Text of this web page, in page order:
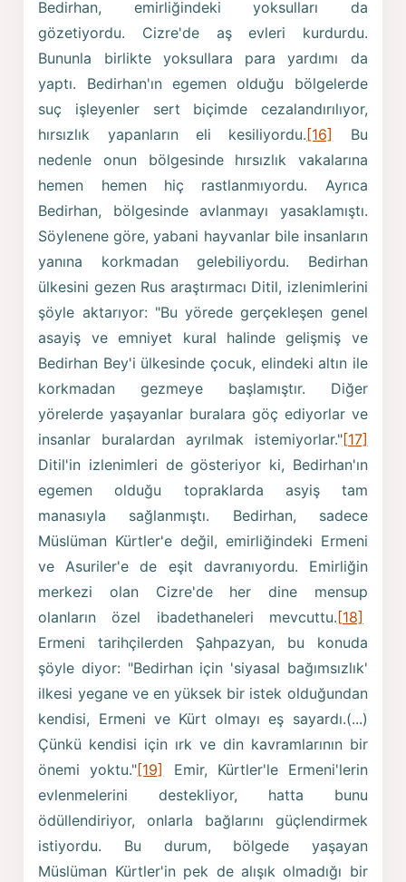
Bedirhan, emirliğindeki yoksulları da
gözetiyordu. Cizre'de aş evleri kurdurdu.
Bununla birlikte yoksullara para yardımı da
yaptı. Bedirhan'ın egemen olduğu bölgelerde
suç işleyenler sert biçimde cezalandırılıyor,
hırsızlık yapanların eli kesiliyordu. [16]
Bu
nedenle onun bölgesinde hırsızlık vakalarına
hemen hemen hiç rastlanmıyordu. Ayrıca
Bedirhan, bölgesinde avlanmayı yasaklamıştı.
Söylenene göre, yabani hayvanlar bile insanların
yanına korkmadan gelebiliyordu. Bedirhan
ülkesini gezen Rus araştırmacı Ditil, izlenimlerini
şöyle aktarıyor: "Bu yörede gerçekleşen genel
asayiş ve emniyet kural halinde gelişmiş ve
Bedirhan Bey'i ülkesinde çocuk, elindeki altın ile
korkmadan gezmeye başlamıştır. Diğer
yörelerde yaşayanlar buralara göç ediyorlar ve
insanlar buralardan ayrılmak istemiyorlar."[17]
Ditil'in izlenimleri de gösteriyor ki, Bedirhan'ın
egemen olduğu topraklarda asyiş tam
manasıyla sağlanmıştı. Bedirhan, sadece
Müslüman Kürtler'e değil, emirliğindeki Ermeni
ve Asuriler'e de eşit davranıyordu. Emirliğin
merkezi olan Cizre'de her dine mensup
olanların özel ibadethaneleri mevcuttu. [18]
Ermeni tarihçilerden Şahpazyan, bu konuda
şöyle diyor: "Bedirhan için 'siyasal bağımsızlık'
ilkesi yegane ve en yüksek bir istek olduğundan
kendisi, Ermeni ve Kürt olmayı eş sayardı.(...)
Çünkü kendisi için ırk ve din kavramlarının bir
önemi yoktu."[19]
Emir, Kürtler'le Ermeni'lerin
evlenmelerini destekliyor, hatta bunu
ödüllendiriyor, onlarla bağlarını güçlendirmek
istiyordu. Bu durum, bölgede yaşayan
Müslüman Kürtler'in pek de alışık olmadığı bir